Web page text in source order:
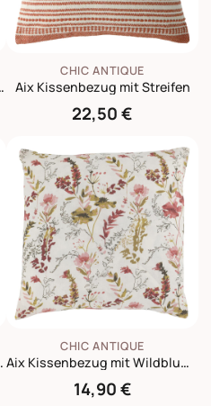
Karriert
CHIC ANTIQUE
Aix Kissenbezug mit Streifen
22,50 €
Blattmotiv
CHIC ANTIQUE
Aix Kissenbezug mit Wildblumen
14,90 €